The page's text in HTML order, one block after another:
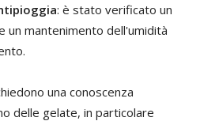
: è stato verificato un
un mantenimento dell'umidità
una conoscenza
delle gelate, in particolare